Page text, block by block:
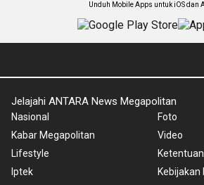
Unduh Mobile Apps untuk iOS dan
Jelajahi ANTARA News Megapolitan
Nasional
Kabar Megapolitan
Lifestyle
Iptek
Foto
Video
Kebijakan